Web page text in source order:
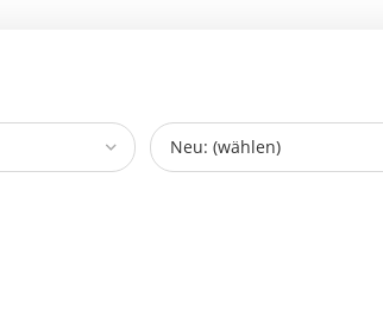
Neu: (wählen)